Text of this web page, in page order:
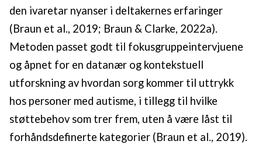
den ivaretar nyanser i deltakernes erfaringer
(Braun et al., 2019; Braun & Clarke, 2022a).
Metoden passet godt til fokusgruppeintervjuene
og åpnet for en datanær og kontekstuell
utforskning av hvordan sorg kommer til uttrykk
hos personer med autisme, i tillegg til hvilke
støttebehov som trer frem, uten å være låst til
forhåndsdefinerte kategorier (Braun et al., 2019).